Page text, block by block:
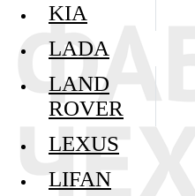
KIA
LADA
LAND
ROVER
LEXUS
LIFAN